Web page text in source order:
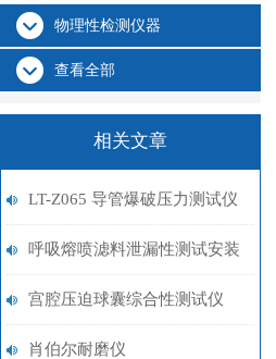
物理性检测仪器
查看全部
相关文章
LT-Z065 导管爆破压力测试仪
满足标准 YY0285.2
呼吸熔喷滤料泄漏性测试安装
宫腔压迫球囊综合性测试仪
含爆破 充盈时间 疲劳 排空
肖伯尔耐磨仪